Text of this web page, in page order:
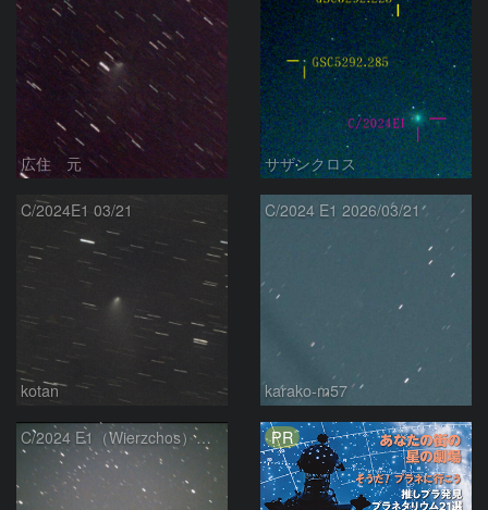
広住 元 サザンクロス
C/2024E1 03/21
kotan
C/2024 E1 2026/03/21
karako-m57
C/2024 E1（Wierzchos） 03/21 PR